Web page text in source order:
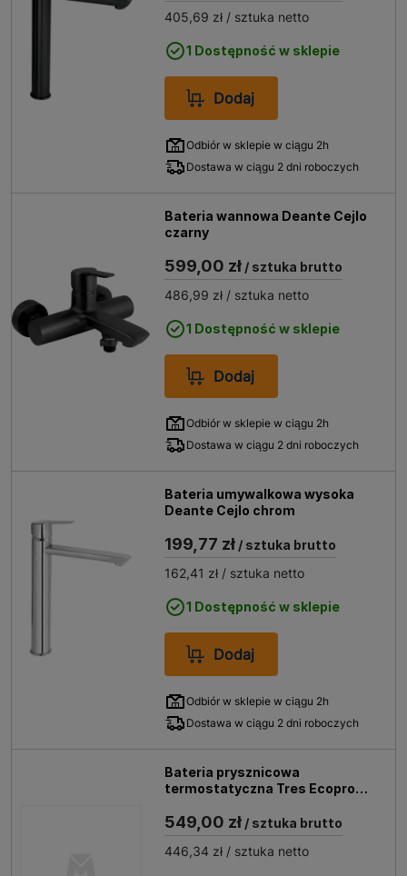
405,69 zł / sztuka netto
1 Dostępność w sklepie
Dodaj
Odbiór w sklepie w ciągu 2h
Dostawa w ciągu 2 dni roboczych
Bateria wannowa Deante Cejlo
czarny
599,00 zł / sztuka brutto
486,99 zł / sztuka netto
1 Dostępność w sklepie
Dodaj
Odbiór w sklepie w ciągu 2h
Dostawa w ciągu 2 dni roboczych
Bateria umywalkowa wysoka
Deante Cejlo chrom
199,77 zł / sztuka brutto
162,41 zł / sztuka netto
1 Dostępność w sklepie
Dodaj
Odbiór w sklepie w ciągu 2h
Dostawa w ciągu 2 dni roboczych
Bateria prysznicowa
termostatyczna Tres Ecopro
549,00 zł / sztuka brutto
446,34 zł / sztuka netto